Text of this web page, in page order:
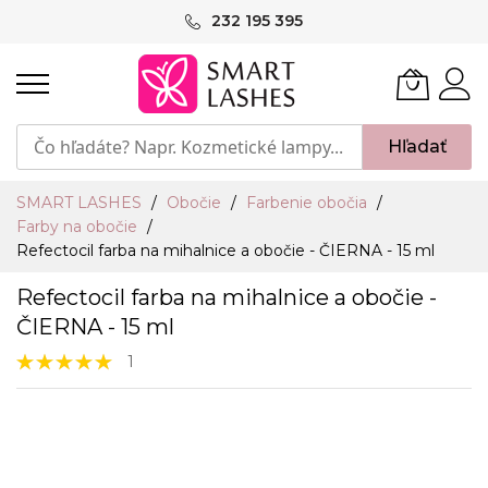
232 195 395
Hľadať
SMART LASHES Obočie
Farbenie obočia
Farby na obočie
Refectocil farba na mihalnice a obočie - ČIERNA - 15 ml
Refectocil farba na mihalnice a obočie -
ČIERNA - 15 ml
Hodnotenie:
100%
1